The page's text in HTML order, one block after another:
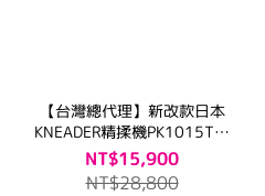
【台灣總代理】新改款日本
KNEADER精揉機PK1015T揉
麵機攪拌機
NT$15,900
NT$28,800